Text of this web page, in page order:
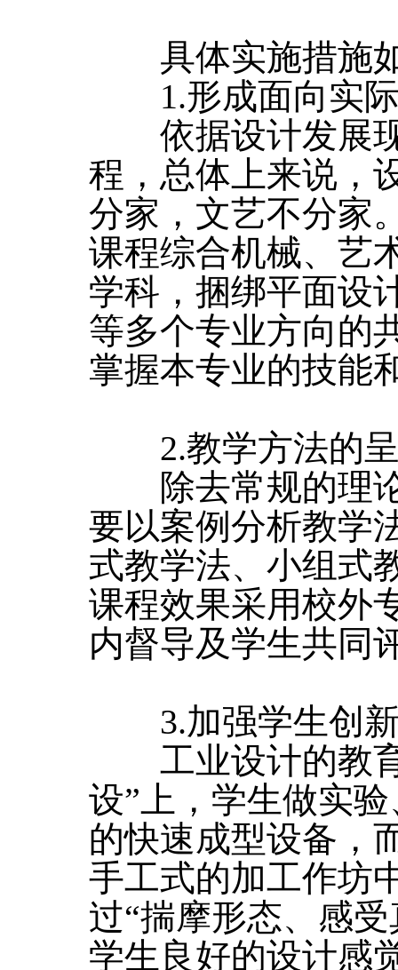
具体实施措施
1.形成面向实际
依据设计发展现
程，总体上来说，
分家，文艺不分家
课程综合机械、艺
学科，捆绑平面设
等多个专业方向的
掌握本专业的技能
2.教学方法的
除去常规的理论
要以案例分析教学
式教学法、小组式
课程效果采用校外
内督导及学生共同
3.加强学生创新
工业设计的教育
设”上，学生做实
的快速成型设备，
手工式的加工作坊
过“揣摩形态、感
学生良好的设计感